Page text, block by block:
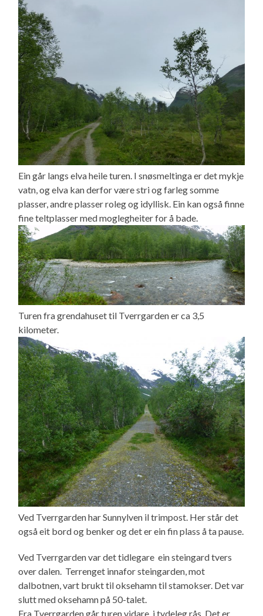
Ein går langs elva heile turen. I snøsmeltinga er det mykje
vatn, og elva kan derfor være stri og farleg somme
plasser, andre plasser roleg og idyllisk. Ein kan også finne
fine teltplasser med moglegheiter for å bade.
Turen fra grendahuset til Tverrgarden er ca 3,5
kilometer.
Ved Tverrgarden har Sunnylven il trimpost. Her står det
også eit bord og benker og det er ein fin plass å ta pause.
Ved Tverrgarden var det tidlegare ein steingard tvers
over dalen. Terrenget innafor steingarden, mot
dalbotnen, vart brukt til oksehamn til stamokser. Det var
slutt med oksehamn på 50-talet.
Fra Tverrgarden går turen vidare i tydeleg rås. Det er